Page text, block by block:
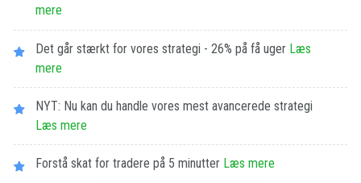
mere
Det går stærkt for vores strategi - 26% på få uger Læs
mere
NYT: Nu kan du handle vores mest avancerede strategi
Læs mere
Forstå skat for tradere på 5 minutter Læs mere